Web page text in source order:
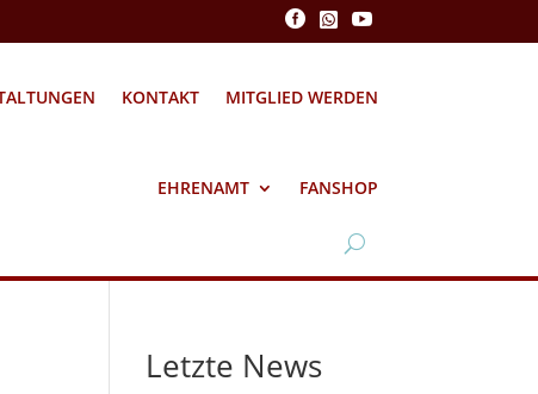
  
KONTAKT MITGLIED WERDEN
EHRENAMT FANSHOP
Letzte News